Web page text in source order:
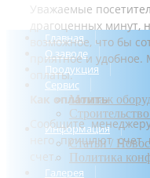
Главная
О заводе
Продукция
Сервис
Монтаж
Информация
Статьи /
Политика
Галерея
Уважаемые
драгоценных
возможное, что бы
приятное и
оплаты.
Как оплатить
Сообщите
него пришлют
счет.